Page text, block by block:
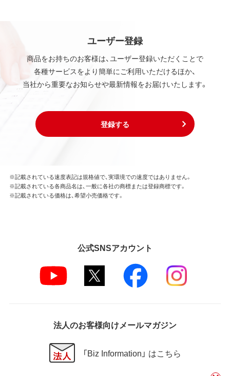
ユーザー登録
商品をお持ちのお客様は、ユーザー登録いただくことで
各種サービスをより簡単にご利用いただけるほか、
当社から重要なお知らせや最新情報をお届けいたします。
登録する
※記載されている速度表記は規格値で、実環境での速度ではありません。
※記載されている各商品名は、一般に各社の商標または登録商標です。
※記載されている価格は、希望小売価格です。
公式SNSアカウント
法人のお客様向けメールマガジン
「Biz Information」 はこちら